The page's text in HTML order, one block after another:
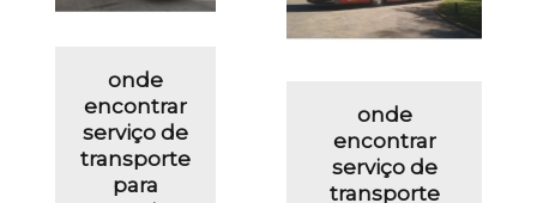
onde
encontrar
serviço de
transporte
para
onde
encontrar
serviço de
transporte